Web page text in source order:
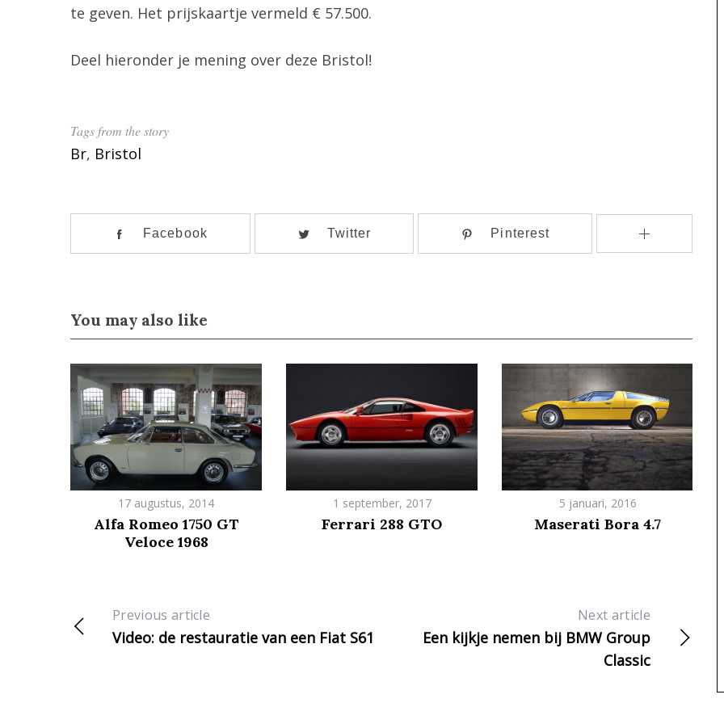
te geven. Het prijskaartje vermeld € 57.500.
Deel hieronder je mening over deze Bristol!
Tags from the story
Br, Bristol
Facebook Twitter Pinterest
You may also like
17 augustus, 2014
Alfa Romeo 1750 GT
Veloce 1968
1 september, 2017
Ferrari 288 GTO
5 januari, 2016
Maserati Bora 4.7
Previous article
Video: de restauratie van een Fiat S61
Next article
Een kijkje nemen bij BMW Group
Classic